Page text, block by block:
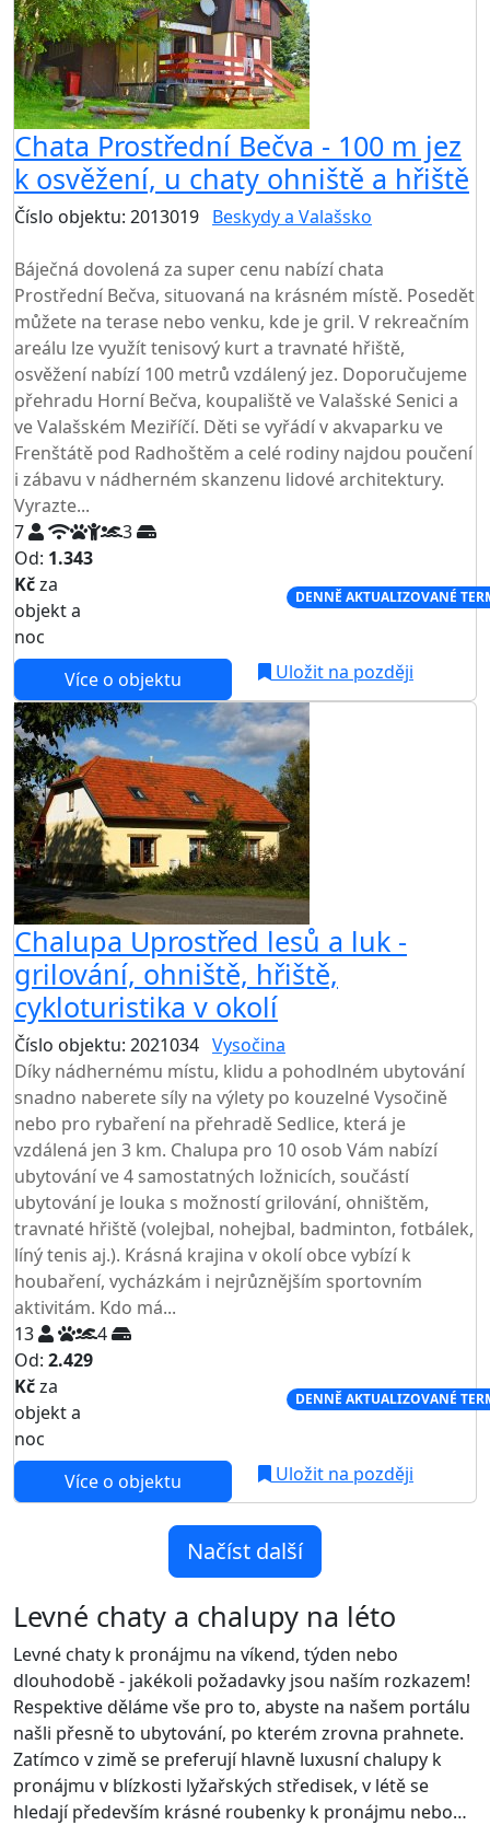
Chata Prostřední Bečva - 100 m jez
k osvěžení, u chaty ohniště a hřiště
Číslo objektu: 2013019 Beskydy a Valašsko
Báječná dovolená za super cenu nabízí chata
Prostřední Bečva, situovaná na krásném místě. Posedět
můžete na terase nebo venku, kde je gril. V rekreačním
areálu lze využít tenisový kurt a travnaté hřiště,
osvěžení nabízí 100 metrů vzdálený jez. Doporučujeme
přehradu Horní Bečva, koupaliště ve Valašské Senici a
ve Valašském Meziříčí. Děti se vyřádí v akvaparku ve
Frenštátě pod Radhoštěm a celé rodiny najdou poučení
i zábavu v nádherném skanzenu lidové architektury.
Vyrazte...
7
3
Od: 1.343
Kčza
objekt a
noc
DENNĚ AKTUALIZOVANÉ
Více o objektu Uložit na později
Chalupa Uprostřed lesů a luk -
grilování, ohniště, hřiště,
cykloturistika v okolí
Číslo objektu: 2021034 Vysočina
Díky nádhernému místu, klidu a pohodlném ubytování
snadno naberete síly na výlety po kouzelné Vysočině
nebo pro rybaření na přehradě Sedlice, která je
vzdálená jen 3 km. Chalupa pro 10 osob Vám nabízí
ubytování ve 4 samostatných ložnicích, součástí
ubytování je louka s možností grilování, ohništěm,
travnaté hřiště (volejbal, nohejbal, badminton, fotbálek,
líný tenis aj.). Krásná krajina v okolí obce vybízí k
houbaření, vycházkám i nejrůznějším sportovním
aktivitám. Kdo má...
13
4
Od: 2.429
Kčza
objekt a
noc
DENNĚ AKTUALIZOVANÉ
Více o objektu Uložit na později
Načíst další
Levné chaty a chalupy na léto
Levné chaty k pronájmu na víkend, týden nebo
dlouhodobě - jakékoli požadavky jsou naším rozkazem!
Respektive děláme vše pro to, abyste na našem portálu
našli přesně to ubytování, po kterém zrovna prahnete.
Zatímco v zimě se preferují hlavně luxusní chalupy k
pronájmu v blízkosti lyžařských středisek, v létě se
hledají především krásné roubenky k pronájmu nebo…